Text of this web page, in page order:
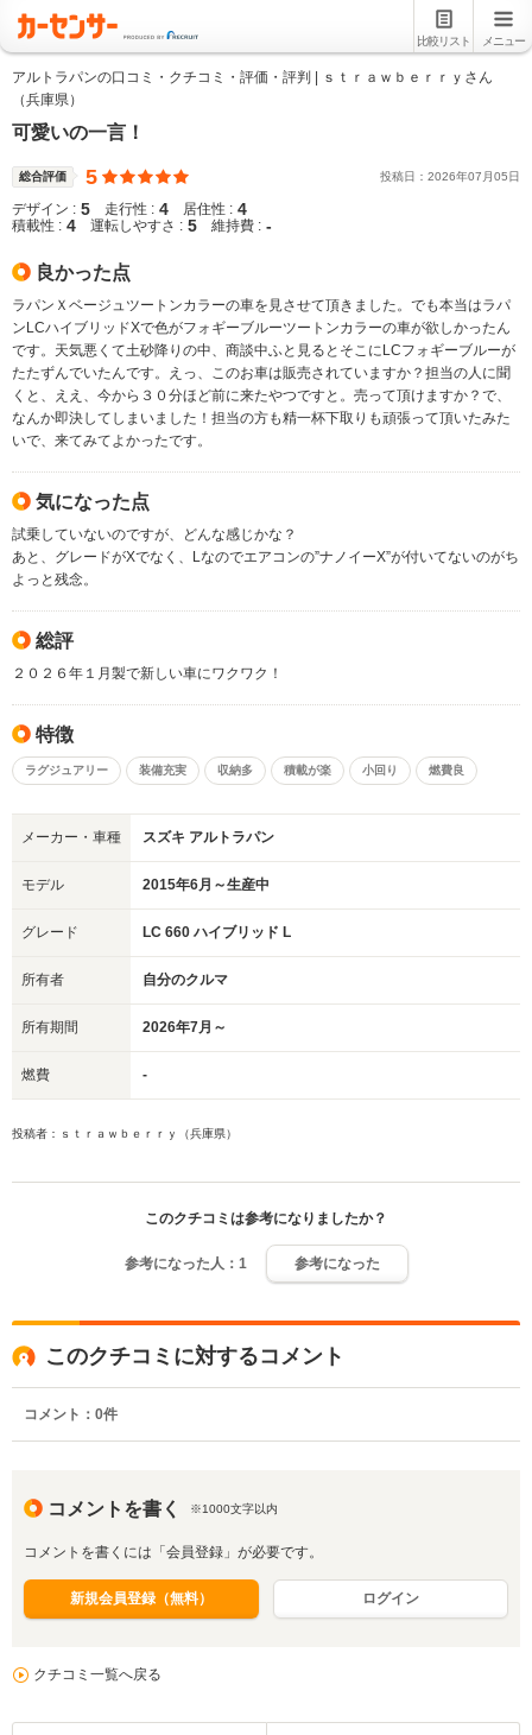
比較リスト メニュー
アルトラパンの口コミ・クチコミ・評価・評判 | ｓｔｒａｗｂｅｒｒｙさん
（兵庫県）
可愛いの一言！
総合評価 5 投稿日： 2026年07 月05日
デザイン : 5 走行性 : 4 居住性 : 4
積載性 : 4 運転しやすさ : 5 維持費 : -
良かった点
ラパンＸベージュツートンカラーの車を見させて頂きました。でも本当はラパ
ンLCハイブリッドXで色がフォギーブルーツートンカラーの車が欲しかったん
です。天気悪くて土砂降りの中、商談中ふと見るとそこにLCフォギーブルーが
たたずんでいたんです。えっ、このお車は販売されていますか？担当の人に聞
くと、ええ、今から３０分ほど前に来たやつですと。売って頂けますか？で、
なんか即決してしまいました！担当の方も精一杯下取りも頑張って頂いたみた
いで、来てみてよかったです。
気になった点
試乗していないのですが、どんな感じかな？
あと、グレードがXでなく、Lなのでエアコンの”ナノイーX”が付いてないのがち
よっと残念。
総評
２０２６年１月製で新しい車にワクワク！
特徴
ラグジュアリー 装備充実 収納多 積載が楽 小回り 燃費良
メーカー・車種 スズキ アルトラパン
モデル 2015年6月～生産中
グレード LC 660 ハイブリッド L
所有者 自分のクルマ
所有期間 2026年7月～
燃費 -
投稿者：ｓｔｒａｗｂｅｒｒｙ（兵庫県）
このクチコミは参考になりましたか？
参考になった人： 1 参考になった
このクチコミに対するコメント
コメント： 0件
コメントを書く ※1000文字以内
コメントを書くには「会員登録」が必要です。
新規会員登録（無料） ログイン
クチコミ一覧へ戻る